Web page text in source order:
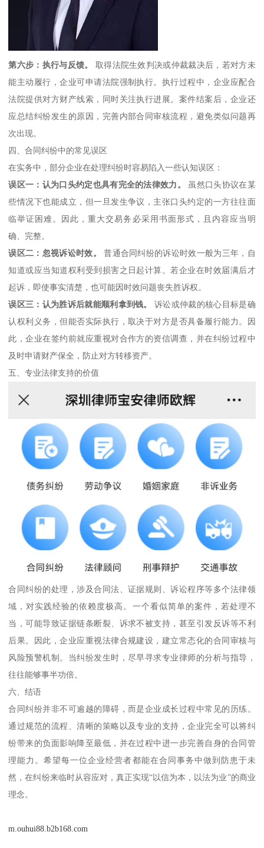
第六步：执行与反馈。
取得法院生效判决或仲裁裁决后，若对方未
能主动履行，企业可申请法院强制执行。执行过程中，企业应配合
法院提供对方财产线索，同时关注执行进展。案件结案后，企业还
应总结纠纷发生的原因，完善内部合同审核流程，避免类似问题再
次出现。
四、合同纠纷中的常见误区
在实务中，部分企业在处理纠纷时容易陷入一些认知误区：
误区一：认为口头约定也具有完全的法律效力。
虽然口头协议在某
些情况下也能成立，但一旦发生争议，主张口头约定的一方往往面
临举证困难。因此，重大交易务必采用书面形式，且内容应当明
确、完整。
误区二：忽视诉讼时效。
普通合同纠纷的诉讼时效一般为三年，自
知道或应当知道权利受到损害之日起计算。若企业在时效届满后才
起诉，即使事实清楚，也可能因时效问题丧失胜诉权。
误区三：认为胜诉后就能顺利拿到钱。
诉讼或仲裁的核心目标是确
认权利义务，但能否实际执行，取决于对方是否具备履行能力。因
此，企业在签约前就应重视对合作方的资信调查，并在纠纷过程中
及时申请财产保全，防止对方转移资产。
五、专业法律支持的价值
合同纠纷的处理，涉及合同法、证据规则、诉讼程序等多个法律领
域，对实践经验的依赖度极高。一个看似简单的案件，若处理不
当，可能导致证据链条断裂、诉求不被支持，甚至引发反诉等不利
后果。因此，企业应重视法律合规建设，建立常态化的合同审核与
风险预警机制。当纠纷发生时，尽早寻求专业律师的分析与指导，
往往能够事半功倍。
六、结语
合同纠纷并非不可逾越的障碍，而是企业成长过程中常见的历练。
通过规范的流程、清晰的策略以及专业的支持，企业完全可以将纠
纷带来的负面影响降至最低，并在过程中进一步完善自身的合同管
理能力。希望每一位企业经营者都能在合同事务中做到防患于未
然，在纠纷来临时从容应对，真正实现“以信为本，以法为业”的商业
理念。
m.ouhui88.b2b168.com